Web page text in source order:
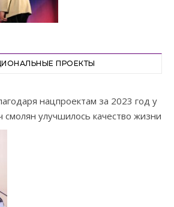
ПРОЕКТЫ
нацпроектам за 2023 год у
смолян улучшилось качество жизни